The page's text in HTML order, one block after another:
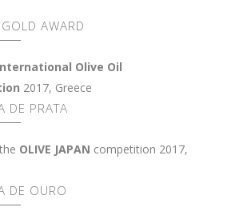
AWARD
Olive Oil
2017, Greece
DE PRATA
OLIVE JAPAN competition 2017,
DE OURO